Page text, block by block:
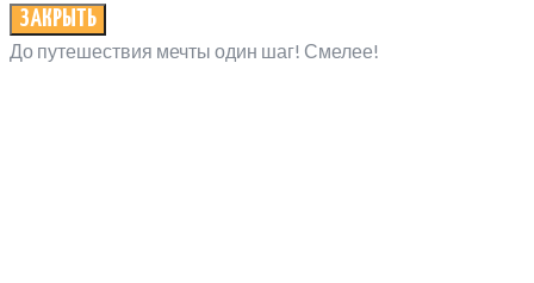
ЗАКРЫТЬ
До путешествия мечты один шаг! Смелее!